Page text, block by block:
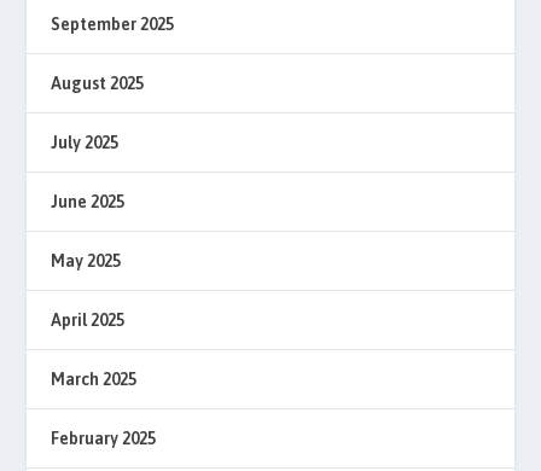
September 2025
August 2025
July 2025
June 2025
May 2025
April 2025
March 2025
February 2025